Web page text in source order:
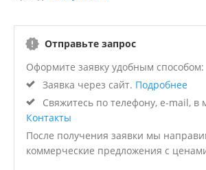
Отправьте запрос
Оформите заявку удобным способом:
Заявка через сайт. Подробнее
Свяжитесь по телефону, e-mail, в
Контакты
После получения заявки мы
коммерческие предложения с